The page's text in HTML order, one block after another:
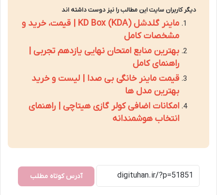
دیگر کاربران سایت این مطالب را نیز دوست داشته اند
ماینر گلدشل KD Box (KDA) | قیمت، خرید و
مشخصات کامل
بهترین منابع امتحان نهایی یازدهم تجربی |
راهنمای کامل
قیمت ماینر خانگی بی صدا | لیست و خرید
بهترین مدل ها
امکانات اضافی کولر گازی هیتاچی | راهنمای
انتخاب هوشمندانه
آدرس کوتاه مطلب